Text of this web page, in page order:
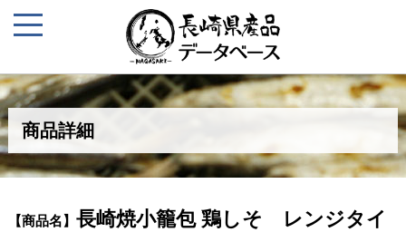
商品詳細
【商品名】 長崎焼小籠包 鶏しそ レンジタイ